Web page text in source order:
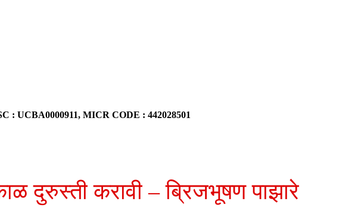
: UCBA0000911, MICR CODE : 442028501
दुरुस्ती करावी – ब्रिजभूषण पाझारे